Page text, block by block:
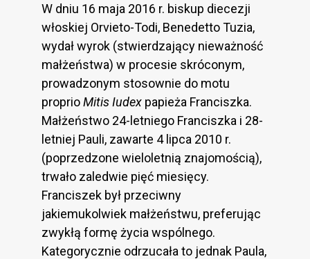
W dniu 16 maja 2016 r. biskup diecezji
włoskiej Orvieto-Todi, Benedetto Tuzia,
wydał wyrok (stwierdzający nieważność
małżeństwa) w procesie skróconym,
prowadzonym stosownie do motu
proprioMitis Iudex papieża Franciszka.
Małżeństwo 24-letniego Franciszka i 28-
letniej Pauli, zawarte 4 lipca 2010 r.
(poprzedzone wieloletnią znajomością),
trwało zaledwie pięć miesięcy.
Franciszek był przeciwny
jakiemukolwiek małżeństwu, preferując
zwykłą formę życia wspólnego.
Kategorycznie odrzucała to jednak Paula,